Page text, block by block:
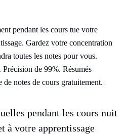
pendant les cours tue votre
Gardez votre concentration
toutes les notes pour vous.
de 99%. Résumés
notes de cours gratuitement.
pendant les cours nuit
à votre apprentissage